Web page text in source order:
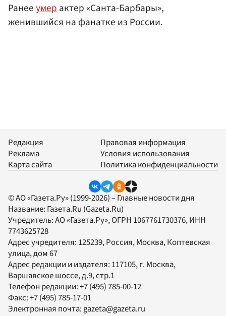
Ранееумерактер «Санта-Барбары»,
женившийся на фанатке из России.
Редакция
Реклама
Карта сайта
Правовая информация
Условия использования
Политика конфиденциальности
© АО «Газета.Ру» (1999-2026) – Главные новости дня
Название: Газета.Ru (Gazeta.Ru)
Учредитель:АО «Газета.Ру», ОГРН 1067761730376, ИНН
7743625728
Адрес учредителя: 125239, Россия, Москва, Коптевская
улица, дом 67
Адрес редакции и издателя: 117105, г. Москва,
Варшавское шоссе, д.9, стр.1
Телефон редакции:+7 (495) 785-00-12
Факс:+7 (495) 785-17-01
Электронная почта:gazeta@gazeta.ru